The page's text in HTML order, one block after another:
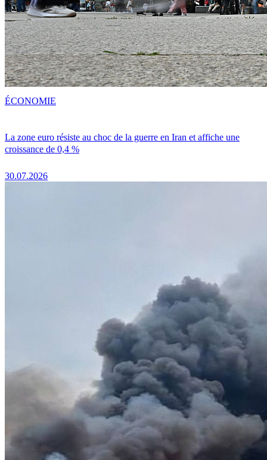
La zone euro résiste au choc de la guerre en Iran et affiche une
croissance de 0,4 %
30.07.2026
ÉCONOMIE